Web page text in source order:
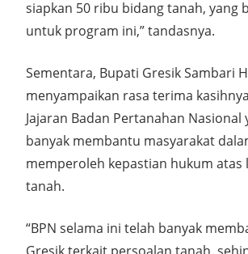
siapkan 50 ribu bidang tanah, yang
untuk program ini,” tandasnya.
Sementara, Bupati Gresik Sambari
menyampaikan rasa terima
Jajaran Badan Pertanahan Nasional
banyak membantu masyarakat
memperoleh kepastian hukum atas
tanah.
“BPN selama ini telah banyak